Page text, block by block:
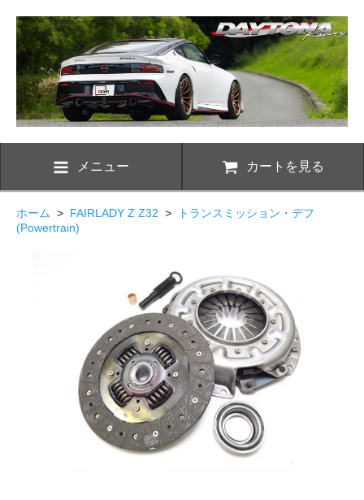
メニュー カートを見る
ホーム > FAIRLADY Z Z32 >
トランスミッション・デフ
(Powertrain)